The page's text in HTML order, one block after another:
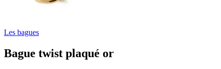
Les bagues
Bague twist plaqué or